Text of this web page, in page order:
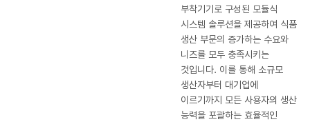
부착기기로 구성된 모듈식
시스템 솔루션을 제공하여 식품
생산 부문의 증가하는 수요와
니즈를 모두 충족시키는
것입니다. 이를 통해 소규모
생산자부터 대기업에
이르기까지 모든 사용자의 생산
능력을 포괄하는 효율적인